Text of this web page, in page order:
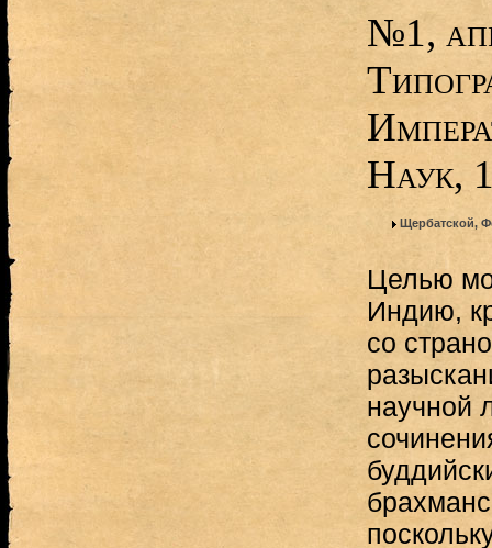
№1,
Наук,
Щербатской,
Целью
Индию,
со
научной